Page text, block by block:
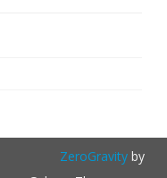
ZeroGravityby